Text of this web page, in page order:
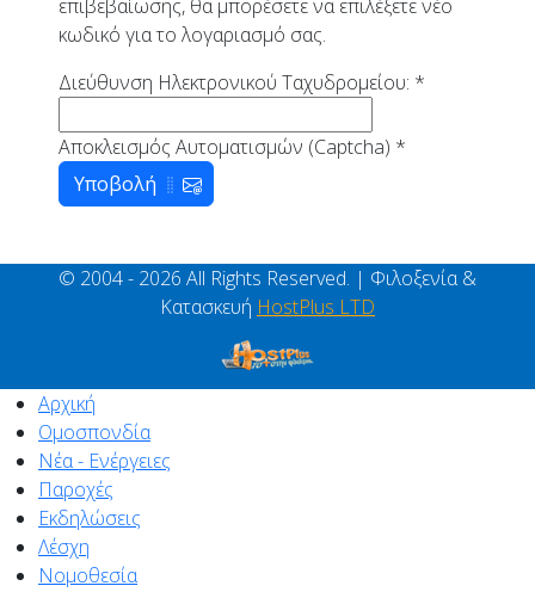
επιβεβαίωσης, θα μπορέσετε να επιλέξετε νέο
κωδικό για το λογαριασμό σας.
Διεύθυνση Ηλεκτρονικού Ταχυδρομείου: *
Αποκλεισμός Αυτοματισμών (Captcha) *
Υποβολή
© 2004 - 2026 All Rights Reserved. | Φιλοξενία &
Κατασκευή HostPlus LTD
Αρχική
Ομοσπονδία
Νέα - Ενέργειες
Παροχές
Εκδηλώσεις
Λέσχη
Νομοθεσία